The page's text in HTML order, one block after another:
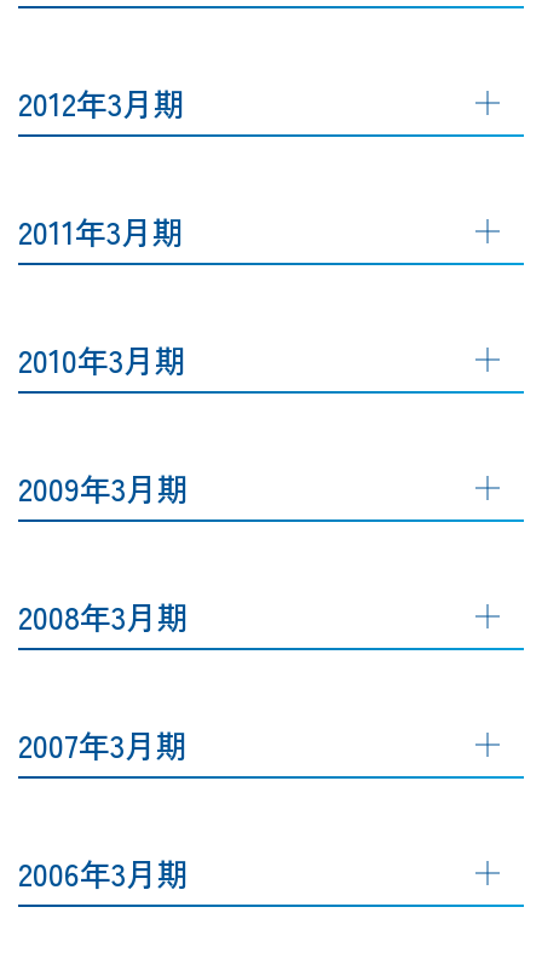
2012年3月期
2011年3月期
2010年3月期
2009年3月期
2008年3月期
2007年3月期
2006年3月期